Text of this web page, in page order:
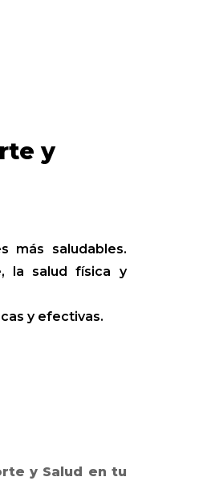
y
más saludables.
la salud física y
y efectivas.
y Salud en tu